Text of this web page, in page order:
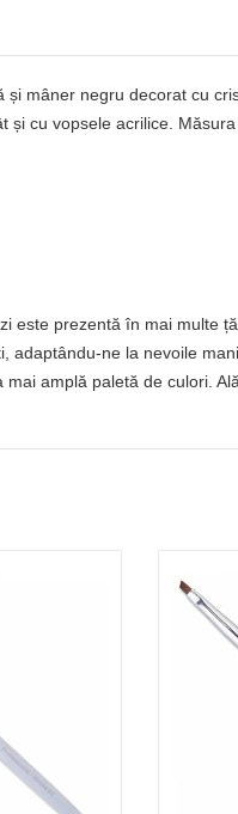
mâner negru decorat cu
cu vopsele acrilice. Măsura
este prezentă în mai multe
adaptându-ne la nevoile
amplă paletă de culori.